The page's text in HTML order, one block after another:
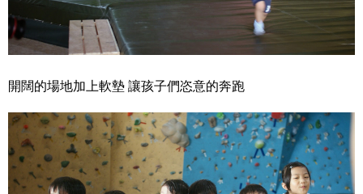
開闊的場地加上軟墊 讓孩子們恣意的奔跑